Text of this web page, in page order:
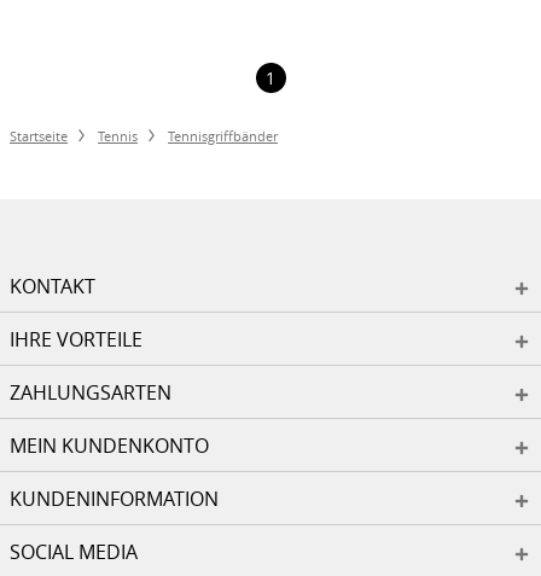
1
Startseite Tennis Tennisgriffbänder
KONTAKT
IHRE VORTEILE
ZAHLUNGSARTEN
MEIN KUNDENKONTO
KUNDENINFORMATION
SOCIAL MEDIA